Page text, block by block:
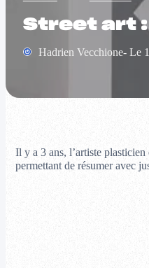
Street art :
Hadrien Vecchione- Le
Il y a 3 ans, l’artiste
permettant de résumer avec